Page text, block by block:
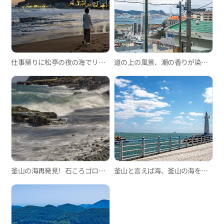
仕事帰りに松亭の夜の海でリフレッシュ 道の上の風景、潮の香りが染みついた釜山の路地
釜山の海再発見！石ころゴロゴロのモンドル海岸へ！ 釜山と言えば海、釜山の海を楽しむ日帰りコース